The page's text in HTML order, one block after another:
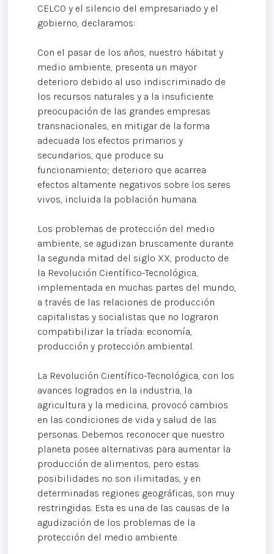
CELCO y el silencio del empresariado y el
gobierno, declaramos:
Con el pasar de los años, nuestro hábitat y
medio ambiente, presenta un mayor
deterioro debido al uso indiscriminado de
los recursos naturales y a la insuficiente
preocupación de las grandes empresas
transnacionales, en mitigar de la forma
adecuada los efectos primarios y
secundarios, que produce su
funcionamiento; deterioro que acarrea
efectos altamente negativos sobre los seres
vivos, incluida la población humana.
Los problemas de protección del medio
ambiente, se agudizan bruscamente durante
la segunda mitad del siglo XX, producto de
la Revolución Científico-Tecnológica,
implementada en muchas partes del mundo,
a través de las relaciones de producción
capitalistas y socialistas que no lograron
compatibilizar la tríada: economía,
producción y protección ambiental.
La Revolución Científico-Tecnológica, con los
avances logrados en la industria, la
agricultura y la medicina, provocó cambios
en las condiciones de vida y salud de las
personas. Debemos reconocer que nuestro
planeta posee alternativas para aumentar la
producción de alimentos, pero estas
posibilidades no son ilimitadas, y en
determinadas regiones geográficas, son muy
restringidas. Esta es una de las causas de la
agudización de los problemas de la
protección del medio ambiente.